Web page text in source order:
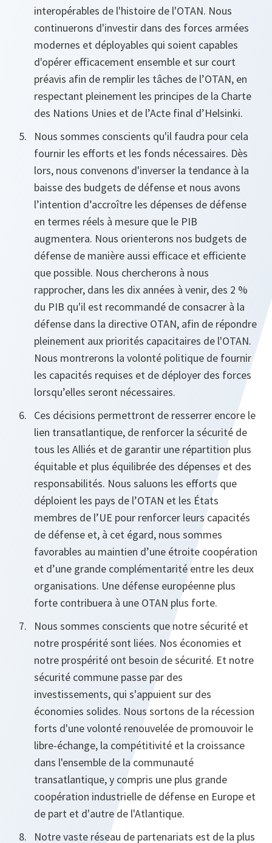
interopérables de l'histoire de l'OTAN. Nous
continuerons d'investir dans des forces armées
modernes et déployables qui soient capables
d'opérer efficacement ensemble et sur court
préavis afin de remplir les tâches de l’OTAN, en
respectant pleinement les principes de la Charte
des Nations Unies et de l’Acte final d’Helsinki.
Nous sommes conscients qu'il faudra pour cela
fournir les efforts et les fonds nécessaires. Dès
lors, nous convenons d'inverser la tendance à la
baisse des budgets de défense et nous avons
l’intention d’accroître les dépenses de défense
en termes réels à mesure que le PIB
augmentera. Nous orienterons nos budgets de
défense de manière aussi efficace et efficiente
que possible. Nous chercherons à nous
rapprocher, dans les dix années à venir, des 2 %
du PIB qu'il est recommandé de consacrer à la
défense dans la directive OTAN, afin de répondre
pleinement aux priorités capacitaires de l'OTAN.
Nous montrerons la volonté politique de fournir
les capacités requises et de déployer des forces
lorsqu’elles seront nécessaires.
Ces décisions permettront de resserrer encore le
lien transatlantique, de renforcer la sécurité de
tous les Alliés et de garantir une répartition plus
équitable et plus équilibrée des dépenses et des
responsabilités. Nous saluons les efforts que
déploient les pays de l’OTAN et les États
membres de l’UE pour renforcer leurs capacités
de défense et, à cet égard, nous sommes
favorables au maintien d’une étroite coopération
et d’une grande complémentarité entre les deux
organisations. Une défense européenne plus
forte contribuera à une OTAN plus forte.
Nous sommes conscients que notre sécurité et
notre prospérité sont liées. Nos économies et
notre prospérité ont besoin de sécurité. Et notre
sécurité commune passe par des
investissements, qui s'appuient sur des
économies solides. Nous sortons de la récession
forts d'une volonté renouvelée de promouvoir le
libre-échange, la compétitivité et la croissance
dans l'ensemble de la communauté
transatlantique, y compris une plus grande
coopération industrielle de défense en Europe et
de part et d'autre de l'Atlantique.
Notre vaste réseau de partenariats est de la plus